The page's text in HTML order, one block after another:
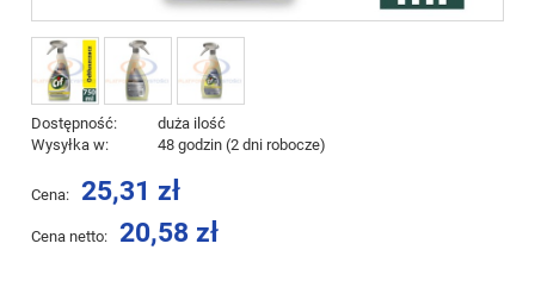
Dostępność:
duża ilość
Wysyłka w:
48 godzin (2 dni robocze)
Cena: 25,31 zł
Cena netto: 20,58 zł